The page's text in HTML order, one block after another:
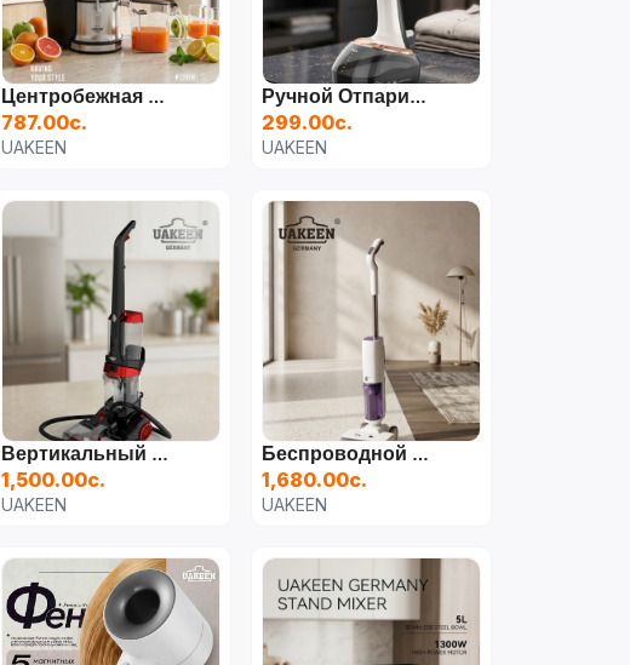
Центробежная Соковыжималка UAKEEN ZL-705 (1200 Вт)
787.00с.
UAKEEN
Ручной Отпариватель UAKEEN ZL-223
299.00с.
UAKEEN
Вертикальный Моющий Пылесос UAKEEN (1800 Вт)
1,500.00с.
UAKEEN
Беспроводной Моющий Пылесос UAKEEN ZL-926
1,680.00с.
UAKEEN